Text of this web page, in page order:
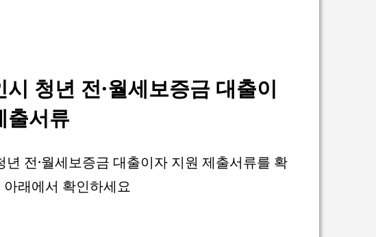
청년 전·월세보증금 대출이
출서류
년 전·월세보증금 대출이자 지원 제출서류를 확
래에서 확인하세요